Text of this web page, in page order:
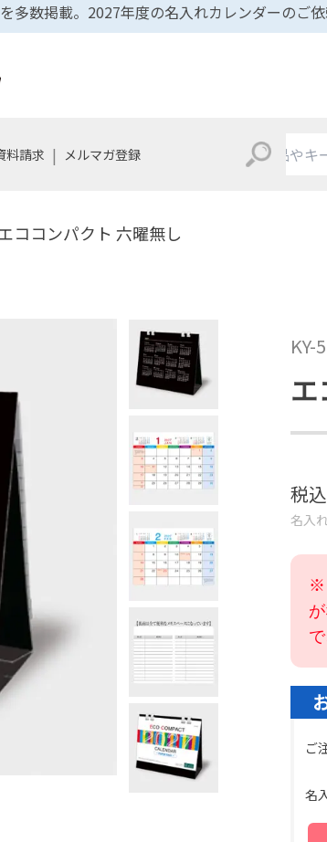
多数掲載。2027年度の名入れカレンダーのご
料請求 | メルマガ登録
ココンパクト 六曜無し
KY-
税
名入
※
ご
名